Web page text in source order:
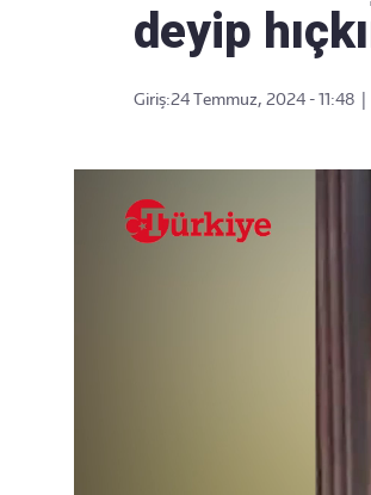
deyip
Giriş:24 Temmuz, 2024 - 11:48